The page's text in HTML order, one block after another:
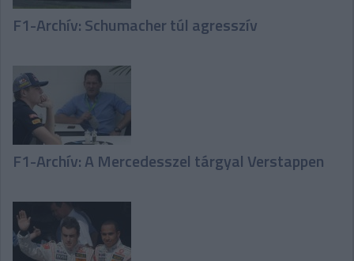
F1-Archív: Schumacher túl agresszív
F1-Archív: A Mercedesszel tárgyal Verstappen